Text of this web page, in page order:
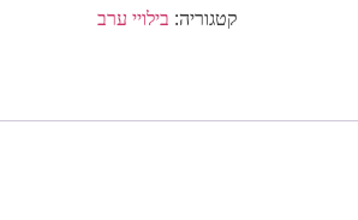
קטגוריה: בילויי ערב